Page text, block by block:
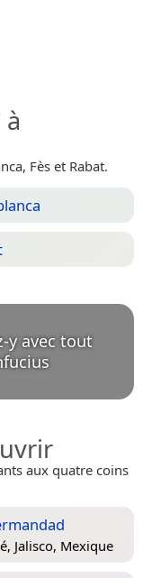
Fès et Rabat.
y avec tout
aux quatre coins
Jalisco, Mexique